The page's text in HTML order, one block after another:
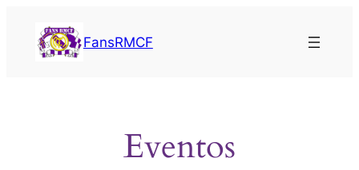
contenido
FansRMCF
Eventos